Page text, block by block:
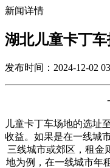
新闻详情
湖北儿童卡丁
发布时间：2024-12-02
儿童卡丁车场地的选址
收益。如果是在一线城
三线城市或郊区，租金
地为例，在一线城市年